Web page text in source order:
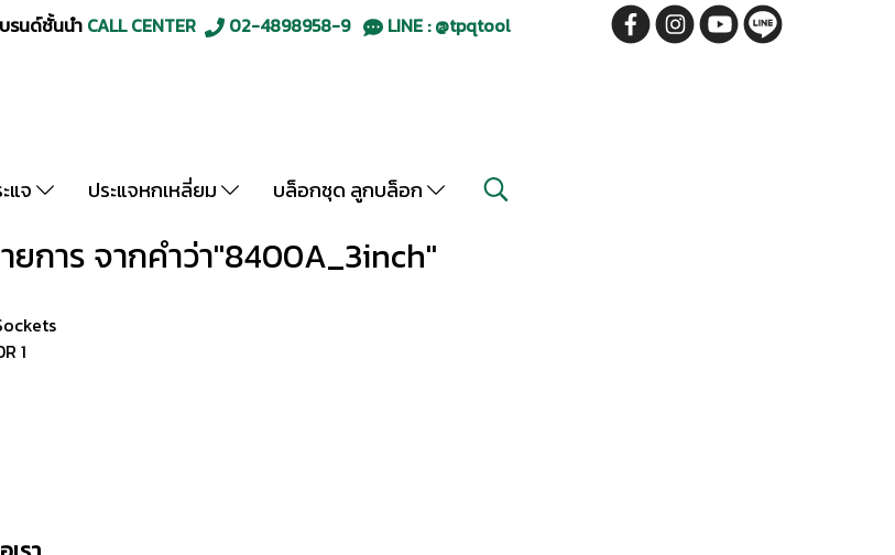
รนด์ชั้นนำ CALL CENTER 02-4898958-9 LINE : @tpqtool
แจ ประแจหกเหลี่ยม บล็อกชุด ลูกบล็อก
ยการ จากคำว่า"8400A_3inch"
1